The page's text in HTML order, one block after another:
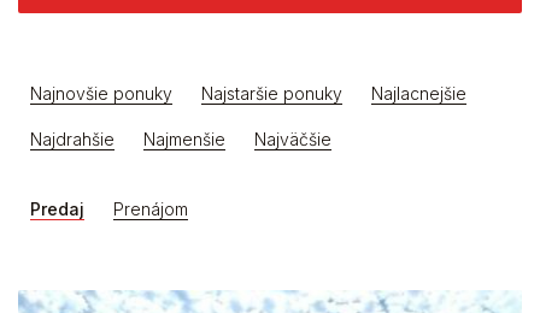
Najnovšie ponuky Najstaršie ponuky Najlacnejšie
Najdrahšie Najmenšie Najväčšie
Predaj Prenájom